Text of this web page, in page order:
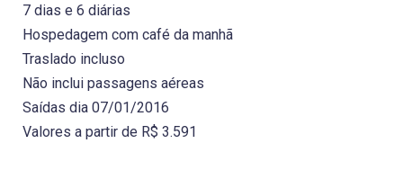
7 dias e 6 diárias
Hospedagem com café da manhã
Traslado incluso
Não inclui passagens aéreas
Saídas dia 07/01/2016
Valores a partir de R$ 3.591